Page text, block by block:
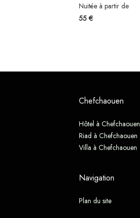
Nuitée à partir de
55 €
Chefchaouen
Hôtel à Chefchaouen
Riad à Chefchaouen
Villa à Chefchaouen
Navigation
Plan du site